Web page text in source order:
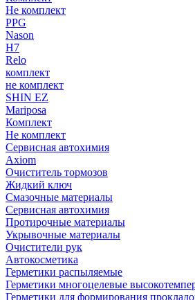
Не комплект
PPG
Nason
H7
Relo
комплект
не комплект
SHIN EZ
Mariposa
Комплект
Не комплект
Сервисная автохимия
Axiom
Очиститель тормозов
Жидкий ключ
Смазочные материалы
Сервисная автохимия
Протирочные материалы
Укрывочные материалы
Очистители рук
Автокосметика
Герметики распыляемые
Герметики многоцелевые
Герметики для формирования